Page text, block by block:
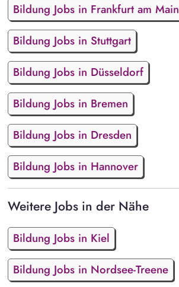
Bildung Jobs in Frankfurt am Main
Bildung Jobs in Stuttgart
Bildung Jobs in Düsseldorf
Bildung Jobs in Bremen
Bildung Jobs in Dresden
Bildung Jobs in Hannover
Weitere Jobs in der Nähe
Bildung Jobs in Kiel
Bildung Jobs in Nordsee-Treene